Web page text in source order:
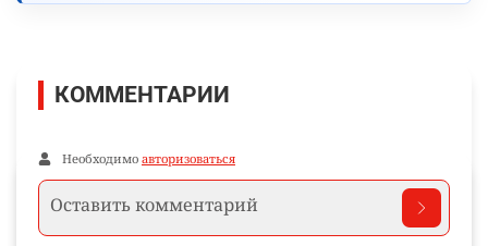
КОММЕНТАРИИ
Необходимо авторизоваться